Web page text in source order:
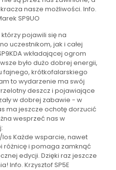
nasze możliwości. Info.
SP9UO
pojawili się na
uczestnikom, jak i całej
wkładającej ogrom
było dużo dobrej energii,
fajnego, krótkofalarskiego
to wydarzenie ma swój
deszcz i pojawiające
w dobrej zabawie - w
ma jeszcze ochotę dorzucić
wesprzeć nas w
Każde wsparcie, nawet
różnicę i pomaga zamknąć
edycji. Dzięki raz jeszcze
Info. Krzysztof SP5E